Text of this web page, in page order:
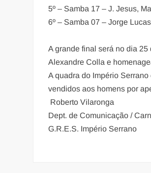
5º – Samba 17 – J. Jesus,
6º – Samba 07 – Jorge
A grande final será no dia 25
Alexandre Colla e
A quadra do Império
vendidos aos homens por
Roberto Vilaronga
Dept. de Comunicação /
G.R.E.S. Império Serrano